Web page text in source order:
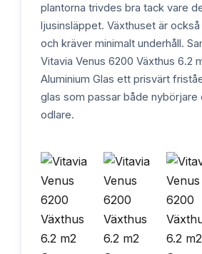
plantorna trivdes bra tack vare
ljusinsläppet. Växthuset är
och kräver minimalt underhåll.
Vitavia Venus 6200 Växthus 6.2
Aluminium Glas ett prisvärt
glas som passar både nybörjare
odlare.